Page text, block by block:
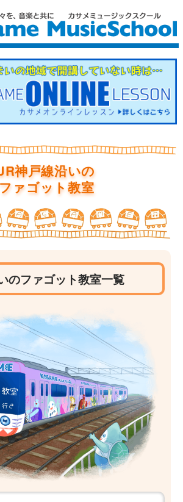
神戸線沿いの
ファゴット教室
のファゴット教室一覧